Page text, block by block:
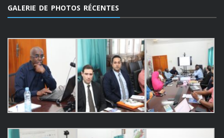
GALERIE DE PHOTOS RÉCENTES